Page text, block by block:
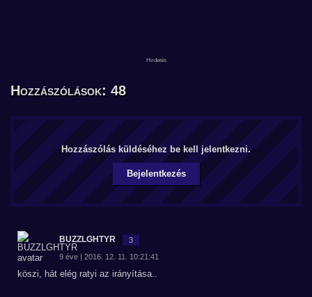
Hozzászólások: 48
Hozzászólás küldéséhez be kell jelentkezni.
Bejelentkezés
BUZZLGHTYR 3
9 éve | 2016. 12. 11. 10:21:41
köszi, hát elég ratyi az irányítása..